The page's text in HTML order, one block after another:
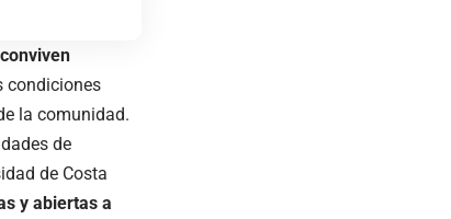
condiciones
la comunidad.
de
de Costa
y abiertas a